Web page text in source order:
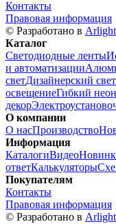
Контакты
Правовая информация
© Разработано в Arlight
Каталог
Светодиодные ленты
и автоматизации
светДизайнерский свет
освещениеГибкий неон
декор
О компании
О насПроизводство
Информация
КаталогиВидео
ответКалькуляторы
Покупателям
Контакты
Правовая информация
© Разработано в Arlight